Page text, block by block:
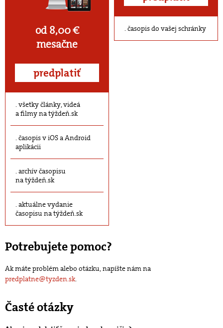
od 8,00 €
mesačne
predplatiť
všetky články, videá
a filmy na týždeň.sk
časopis v iOS a Android
aplikácii
archív časopisu
na týždeň.sk
aktuálne vydanie
časopisu na týždeň.sk
časopis do vašej schránky
Potrebujete pomoc?
Ak máte problém alebo otázku, napíšte nám na
predplatne@tyzden.sk.
Časté otázky